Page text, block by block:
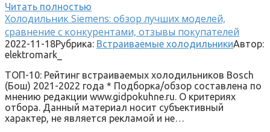
Читать полностью
Холодильник Siemens: обзор лучших моделей,
сравнение с конкурентами, отзывы покупателей
2022-11-18Рубрика: Встраиваемые холодильникиАвтор:
elektromark_
ТОП-10: Рейтинг встраиваемых холодильников Bosch
(Бош) 2021-2022 года * Подборка/обзор составлена по
мнению редакции www.gidpokuhne.ru. О критериях
отбора. Данный материал носит субъективный
характер, не является рекламой и не…